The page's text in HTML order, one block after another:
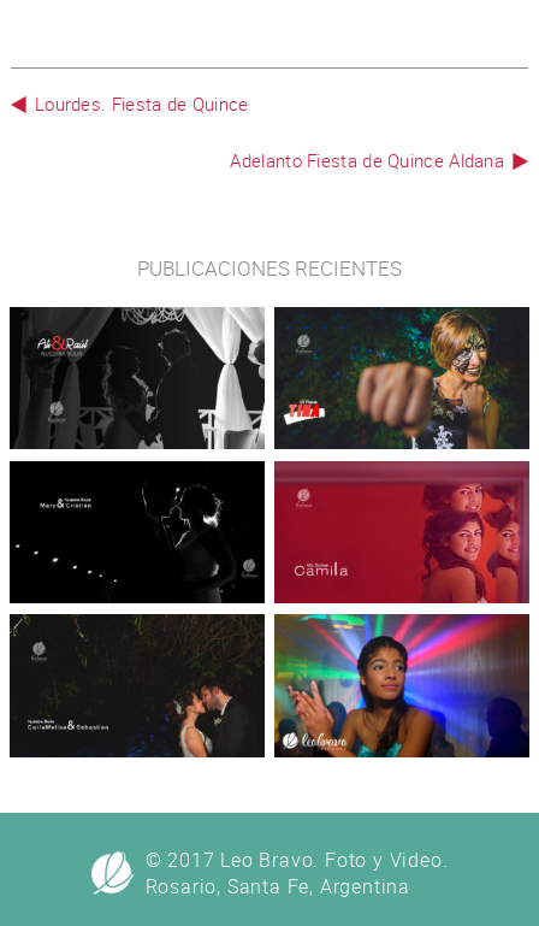
Lourdes. Fiesta de Quince
Adelanto Fiesta de Quince Aldana
PUBLICACIONES RECIENTES
© 2017 Leo Bravo. Foto y Video.
Rosario, Santa Fe, Argentina